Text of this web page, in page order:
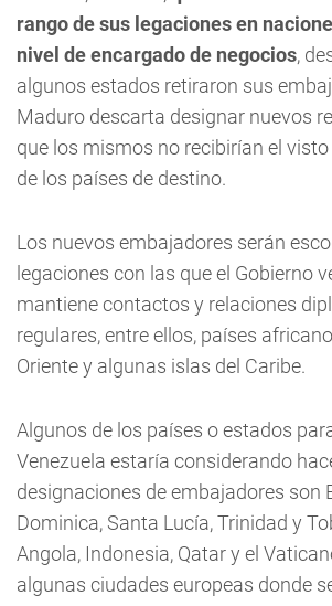
rango de sus legaciones en
nivel de encargado de negocios,
algunos estados retiraron sus
Maduro descarta designar nuevos
que los mismos no recibirían el
de los países de destino.
Los nuevos embajadores serán
legaciones con las que el Gobierno
mantiene contactos y relaciones
regulares, entre ellos, países
Oriente y algunas islas del Caribe.
Algunos de los países o estados
Venezuela estaría considerando
designaciones de embajadores son
Dominica, Santa Lucía, Trinidad y
Angola, Indonesia, Qatar y el
algunas ciudades europeas donde